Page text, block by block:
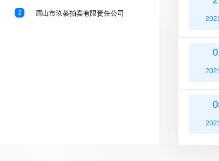
2 眉山市玖荟拍卖有限责任公司